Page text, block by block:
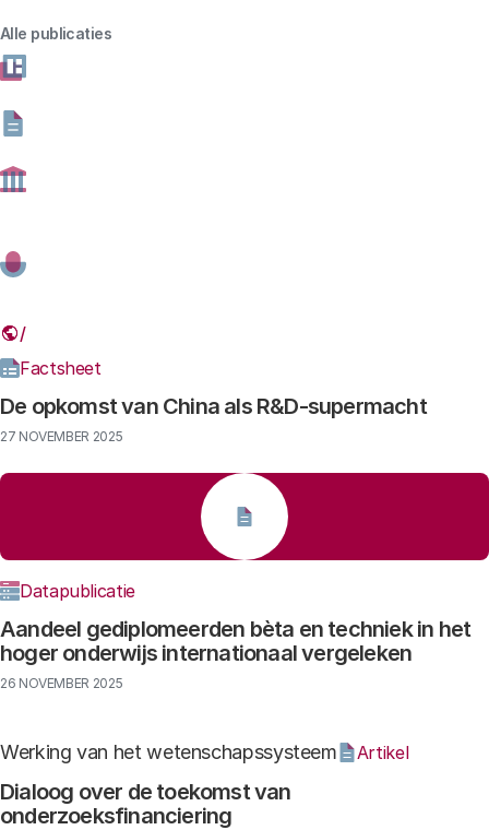
Alle publicaties
Thema
Gevonden resultaten: 1415
De opkomst van China als R&D-supermacht
Factsheet
27 NOVEMBER 2025
Aandeel gediplomeerden bèta en techniek in het
hoger onderwijs internationaal vergeleken
Datapublicatie
26 NOVEMBER 2025
Dialoog over de toekomst van
onderzoeksfinanciering
Werking van het wetenschapssysteem Artikel